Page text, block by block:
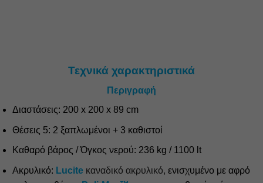
Τεχνικά χαρακτηριστικά
Περιγραφή
Διαστάσεις: 200 x 200 x 89 cm
Θέσεις 5: 2 ξαπλωμένοι + 3 καθιστοί
Καθαρό βάρος / Όγκος νερού: 236 kg / 1100 lt
Ακρυλικό: Lucite καναδικό ακρυλικό, ενισχυμένο με αφρό